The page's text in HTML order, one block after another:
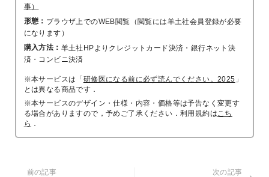
事）
形態： ブラウザ上でのWEB閲覧（閲覧には羊土社会員登録が必要
になります）
購入方法： 羊土社HPよりクレジットカード決済・銀行ネット決
済・コンビニ決済
※本サービスは「研修医になる前に必ず読んでください。2025 」
とは異なる商品です．
※本サービスのデザイン・仕様・内容・価格等は予告なく変更す
る場合がありますので，予めご了承ください．利用規約は こち
ら ．
前の記事 次の記事